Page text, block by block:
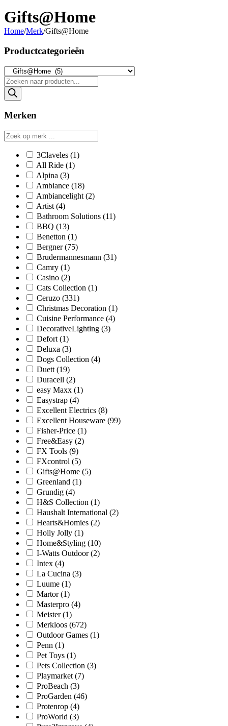
Gifts@Home
Home/Merk/Gifts@Home
Productcategorieën
Producten
zoeken
Merken
3Claveles (1)
All Ride (1)
Alpina (3)
Ambiance (18)
Ambiancelight (2)
Artist (4)
Bathroom Solutions (11)
BBQ (13)
Benetton (1)
Bergner(75)
Brudermannesmann (31)
Camry (1)
Casino (2)
Cats Collection (1)
Ceruzo (331)
Christmas Decoration (1)
Cuisine Performance (4)
DecorativeLighting (3)
Defort (1)
Deluxa (3)
Dogs Collection (4)
Duett (19)
Duracell (2)
easy Maxx (1)
Easystrap (4)
Excellent Electrics (8)
Excellent Houseware (99)
Fisher-Price (1)
Free&Easy (2)
FX Tools (9)
FXcontrol (5)
Gifts@Home (5)
Greenland (1)
Grundig (4)
H&S Collection (1)
Haushalt International (2)
Hearts&Homies (2)
Holly Jolly (1)
Home&Styling (10)
I-Watts Outdoor(2)
Intex (4)
La Cucina (3)
Luume (1)
Martor(1)
Masterpro (4)
Meister(1)
Merkloos (672)
Outdoor Games (1)
Penn (1)
Pet Toys (1)
Pets Collection (3)
Playmarket (7)
ProBeach (3)
ProGarden (46)
Protenrop (4)
ProWorld (3)